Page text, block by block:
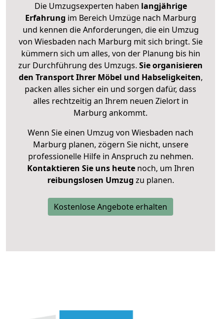
Die Umzugsexperten haben langjährige
Erfahrung im Bereich Umzüge nach Marburg
und kennen die Anforderungen, die ein Umzug
von Wiesbaden nach Marburg mit sich bringt. Sie
kümmern sich um alles, von der Planung bis hin
zur Durchführung des Umzugs. Sie organisieren
den Transport Ihrer Möbel und Habseligkeiten,
packen alles sicher ein und sorgen dafür, dass
alles rechtzeitig an Ihrem neuen Zielort in
Marburg ankommt.
Wenn Sie einen Umzug von Wiesbaden nach
Marburg planen, zögern Sie nicht, unsere
professionelle Hilfe in Anspruch zu nehmen.
Kontaktieren Sie uns heutenoch, um Ihren
reibungslosen Umzug zu planen.
Kostenlose Angebote erhalten